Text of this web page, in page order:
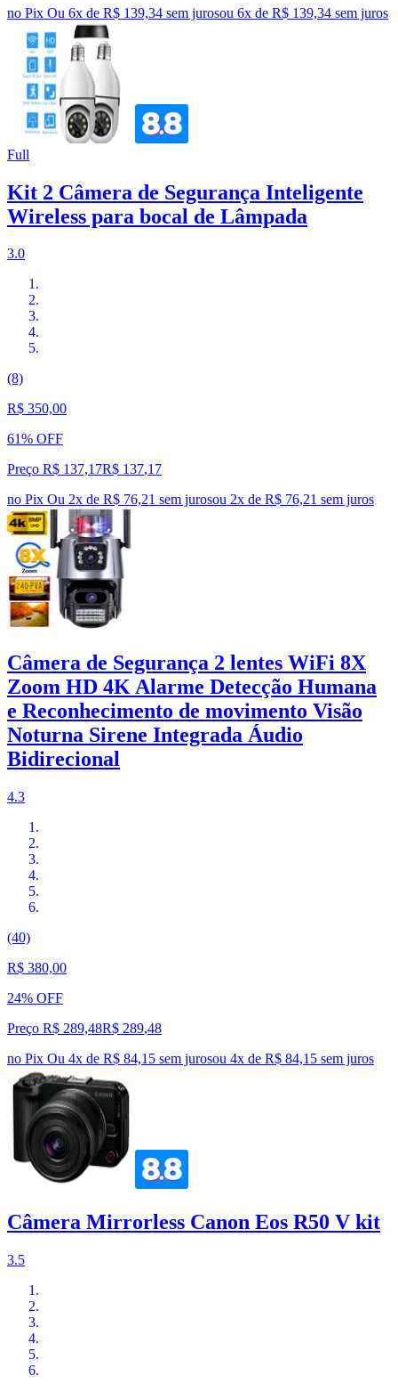
no Pix Ou 6x de R$ 139,34 sem jurosou 6x de R$ 139,34 sem juros
Full
Kit 2 Câmera de Segurança Inteligente
Wireless para bocal de Lâmpada
3.0
(8)
R$ 350,00
61% OFF
Preço R$ 137,17R$ 137,17
no Pix Ou 2x de R$ 76,21 sem jurosou 2x de R$ 76,21 sem juros
Câmera de Segurança 2 lentes WiFi 8X
Zoom HD 4K Alarme Detecção Humana
e Reconhecimento de movimento Visão
Noturna Sirene Integrada Áudio
Bidirecional
4.3
(40)
R$ 380,00
24% OFF
Preço R$ 289,48R$ 289,48
no Pix Ou 4x de R$ 84,15 sem jurosou 4x de R$ 84,15 sem juros
Câmera Mirrorless Canon Eos R50 V kit
3.5